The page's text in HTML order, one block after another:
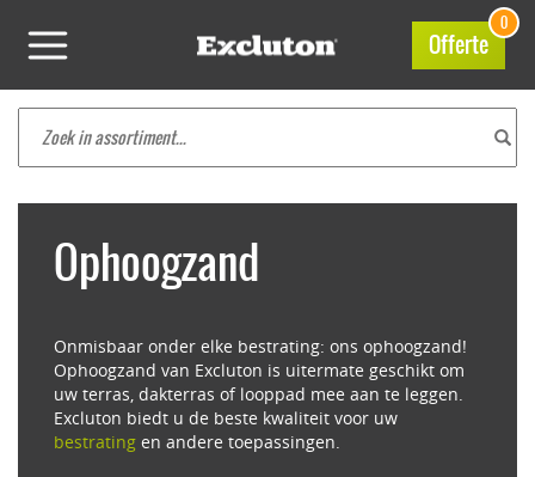
Offerte
0
Ophoogzand
Onmisbaar onder elke bestrating: ons ophoogzand!
Ophoogzand van Excluton is uitermate geschikt om
uw terras, dakterras of looppad mee aan te leggen.
Excluton biedt u de beste kwaliteit voor uw
bestrating en andere toepassingen.